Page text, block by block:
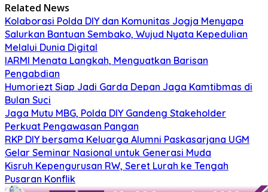
Related News
Kolaborasi Polda DIY dan Komunitas Jogja Menyapa
Salurkan Bantuan Sembako, Wujud Nyata Kepedulian
Melalui Dunia Digital
IARMI Menata Langkah, Menguatkan Barisan
Pengabdian
Humoriezt Siap Jadi Garda Depan Jaga Kamtibmas di
Bulan Suci
Jaga Mutu MBG, Polda DIY Gandeng Stakeholder
Perkuat Pengawasan Pangan
RKP DIY bersama Keluarga Alumni Paskasarjana UGM
Gelar Seminar Nasional untuk Generasi Muda
Kisruh Kepengurusan RW, Seret Lurah ke Tengah
Pusaran Konflik